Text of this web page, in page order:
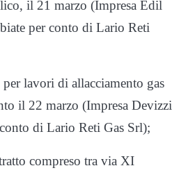
il 21 marzo (Impresa Edil
per conto di Lario Reti
lavori di allacciamento gas
il 22 marzo (Impresa Devizzi
di Lario Reti Gas Srl);
compreso tra via XI